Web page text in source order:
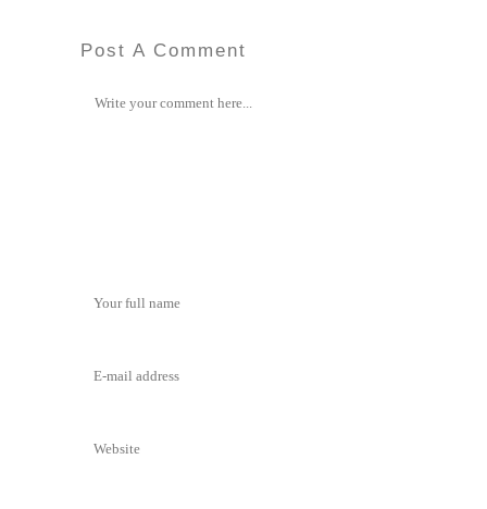
Post A Comment